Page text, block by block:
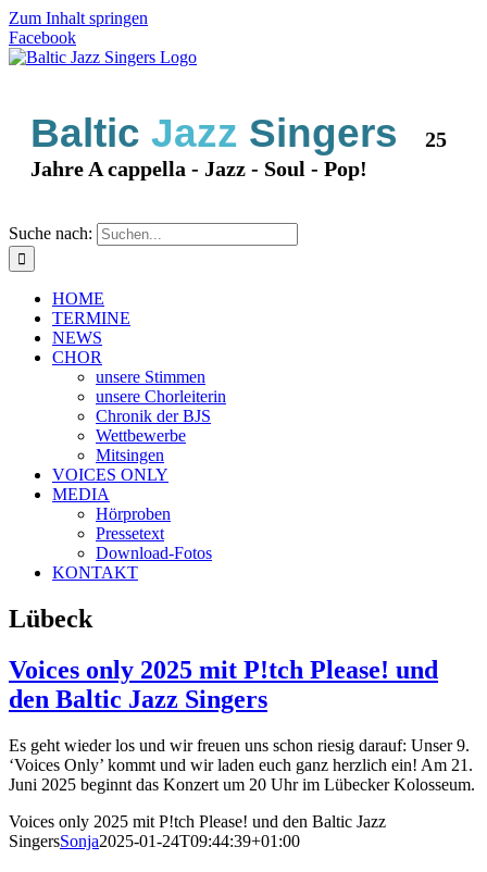
Zum Inhalt springen
Facebook
Baltic Jazz Singers 25
Jahre A cappella - Jazz - Soul - Pop!
Suche nach:
HOME
TERMINE
NEWS
CHOR
unsere Stimmen
unsere Chorleiterin
Chronik der BJS
Wettbewerbe
Mitsingen
VOICES ONLY
MEDIA
Hörproben
Pressetext
Download-Fotos
KONTAKT
Lübeck
Voices only 2025 mit P!tch Please! und
den Baltic Jazz Singers
Es geht wieder los und wir freuen uns schon riesig darauf: Unser 9.
‘Voices Only’ kommt und wir laden euch ganz herzlich ein! Am 21.
Juni 2025 beginnt das Konzert um 20 Uhr im Lübecker Kolosseum.
Voices only 2025 mit P!tch Please! und den Baltic Jazz
SingersSonja2025-01-24T09:44:39+01:00